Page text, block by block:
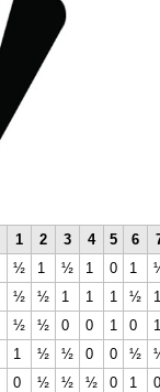
1 2 3 4 5 6
½ 1 ½ 1 0 1
½ ½ 1 1 1 ½
1
½ ½ 0 0 1 0
1
1 ½ ½ 0 0 ½
0 ½ ½ ½ 0 1
0